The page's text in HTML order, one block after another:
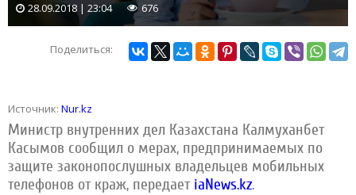
28.09.2018 | 23:04 676
Поделиться:
Источник: Nur.kz
Министр внутренних дел Казахстана Калмуханбет
Касымов сообщил о мерах, предпринимаемых по
защите законопослушных владельцев мобильных
телефонов от краж, передаетiaNews.kz.